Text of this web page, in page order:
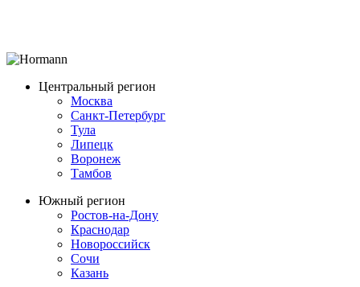
Центральный регион
Москва
Санкт-Петербург
Тула
Липецк
Воронеж
Тамбов
Южный регион
Ростов-на-Дону
Краснодар
Новороссийск
Сочи
Казань